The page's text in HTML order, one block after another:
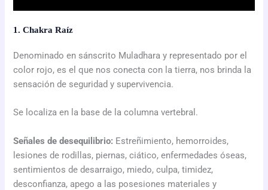
1. Chakra Raíz
Denominado en sánscrito Muladhara y representado por el
color rojo, es el que nos conecta con la tierra, nos brinda la
sensación de seguridad y supervivencia.
Se localiza en la base de la columna vertebral.
Señales de desequilibrio: Estreñimiento, hemorroides,
lesiones de rodillas, piernas, ciático, enfermedades óseas,
sentimientos de desarraigo, miedo, culpa, timidez,
desconfianza, apego a las posesiones materiales y